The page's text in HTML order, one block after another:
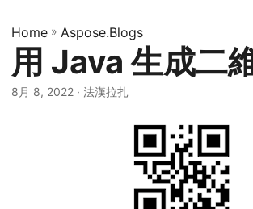
Home » Aspose.Blogs
用 Java 生成二
8月 8, 2022 · 法漢拉扎